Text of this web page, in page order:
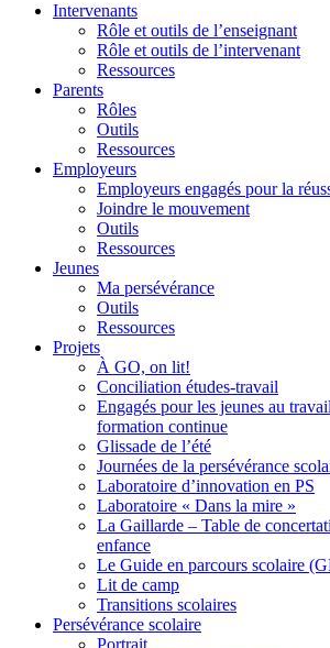
Intervenants
Rôle et outils de l’enseignant
Rôle et outils de l’intervenant
Ressources
Parents
Rôles
Outils
Ressources
Employeurs
Employeurs engagés pour la
Joindre le mouvement
Outils
Ressources
Jeunes
Ma persévérance
Outils
Ressources
Projets
À GO, on lit!
Conciliation études-travail
Engagés pour les jeunes au
formation continue
Glissade de l’été
Journées de la persévérance
Laboratoire d’innovation en PS
Laboratoire « Dans la mire »
La Gaillarde – Table de
enfance
Le Guide en parcours scolaire
Lit de camp
Transitions scolaires
Persévérance scolaire